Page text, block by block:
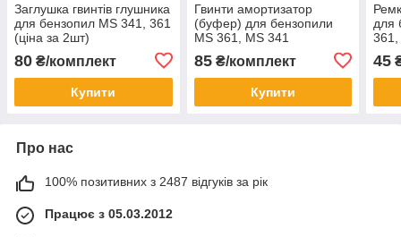
Заглушка гвинтів глушника
для бензопил MS 341, 361
(ціна за 2шт)
80 ₴/комплект
Купити
Гвинти амортизатор
(буфер) для бензопили
MS 361, MS 341
85₴/комплект
Купити
для
361,
45
Про нас
100% позитивних з 2487 відгуків за рік
Працює з 05.03.2012